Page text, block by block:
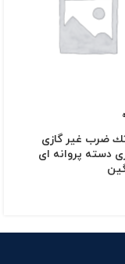
تك ضرب غیر گازی
دسته پروانه ای